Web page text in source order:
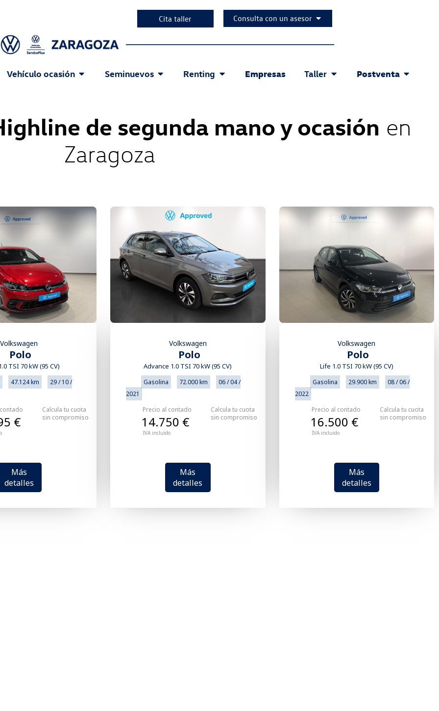
Cita taller Consulta con un asesor
Vehículo ocasión Seminuevos Renting Empresas Taller Postventa
de segunda mano y ocasión en
Zaragoza
Volkswagen
Polo
TSI 70 kW (95 CV)
47.124 km
29 / 10 /
€
Más
detalles
Calcula tu cuota
sin compromiso
Volkswagen
Polo
Advance 1.0 TSI 70 kW (95 CV)
Gasolina 72.000 km
06 / 04 /
2021
Precio al contado
IVA incluido
14.750 €
Más
detalles
Calcula tu cuota
sin compromiso
Volkswagen
Polo
Life 1.0 TSI 70 kW (95 CV)
Gasolina 29.900 km
08 / 06 /
2022
Precio al contado
IVA incluido
16.500 €
Más
detalles
Calcula tu cuota
sin compromiso